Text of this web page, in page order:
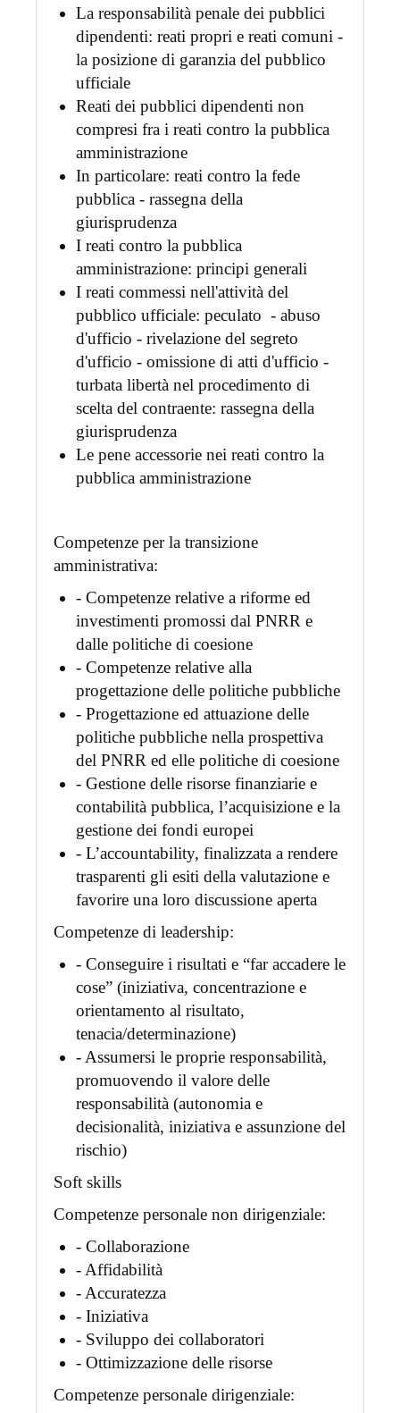
La responsabilità penale dei pubblici
dipendenti: reati propri e reati comuni -
la posizione di garanzia del pubblico
ufficiale
Reati dei pubblici dipendenti non
compresi fra i reati contro la pubblica
amministrazione
In particolare: reati contro la fede
pubblica - rassegna della
giurisprudenza
I reati contro la pubblica
amministrazione: principi generali
I reati commessi nell'attività del
pubblico ufficiale: peculato - abuso
d'ufficio - rivelazione del segreto
d'ufficio - omissione di atti d'ufficio -
turbata libertà nel procedimento di
scelta del contraente: rassegna della
giurisprudenza
Le pene accessorie nei reati contro la
pubblica amministrazione
Competenze per la transizione
amministrativa:
- Competenze relative a riforme ed
investimenti promossi dal PNRR e
dalle politiche di coesione
- Competenze relative alla
progettazione delle politiche pubbliche
- Progettazione ed attuazione delle
politiche pubbliche nella prospettiva
del PNRR ed elle politiche di coesione
- Gestione delle risorse finanziarie e
contabilità pubblica, l’acquisizione e la
gestione dei fondi europei
- L’accountability, finalizzata a rendere
trasparenti gli esiti della valutazione e
favorire una loro discussione aperta
Competenze di leadership:
- Conseguire i risultati e “far accadere le
cose” (iniziativa, concentrazione e
orientamento al risultato,
tenacia/determinazione)
- Assumersi le proprie responsabilità,
promuovendo il valore delle
responsabilità (autonomia e
decisionalità, iniziativa e assunzione del
rischio)
Soft skills
Competenze personale non dirigenziale:
- Collaborazione
- Affidabilità
- Accuratezza
- Iniziativa
- Sviluppo dei collaboratori
- Ottimizzazione delle risorse
Competenze personale dirigenziale: